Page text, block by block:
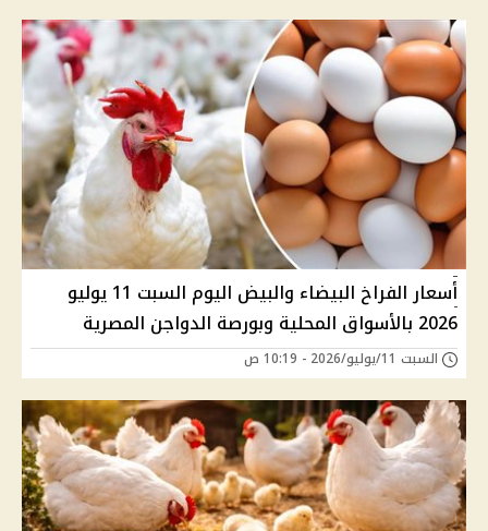
أسعار الفراخ البيضاء والبيض اليوم السبت 11 يوليو
2026 بالأسواق المحلية وبورصة الدواجن المصرية
السبت 11/يوليو/2026 - 10:19 ص